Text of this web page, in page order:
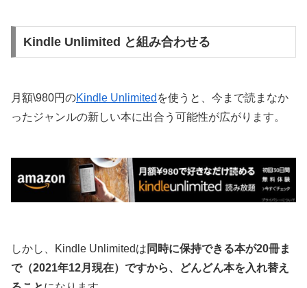
Kindle Unlimited と組み合わせる
月額\980円のKindle Unlimited を使うと、今まで読まなか
ったジャンルの新しい本に出合う可能性が広がります。
しかし、Kindle Unlimitedは 同時に保持できる本が20冊ま
で（2021年12月現在）ですから、どんどん本を入れ替え